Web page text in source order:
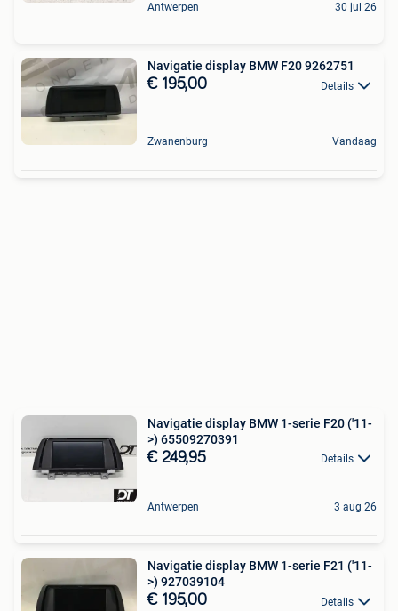
Antwerpen 30 jul 26
Navigatie display BMW F20 9262751
€ 195,00 Details
Zwanenburg Vandaag
Navigatie display BMW 1-serie F20 ('11-
>) 65509270391
€ 249,95 Details
Antwerpen 3 aug 26
Navigatie display BMW 1-serie F21 ('11-
>) 927039104
€ 195,00 Details